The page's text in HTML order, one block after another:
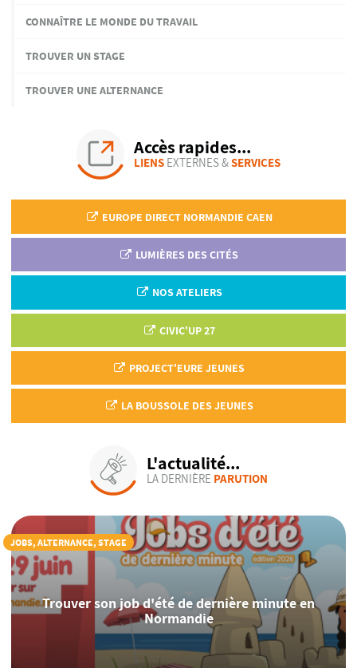
CONNAÎTRE LE MONDE DU TRAVAIL
TROUVER UN STAGE
TROUVER UNE ALTERNANCE
Accès rapides...
LIENSEXTERNES &SERVICES
EUROPE DIRECT NORMANDIE CAEN
LUMIÈRES DES CITÉS
NOS ATELIERS
CIVIC'UP 27
PROJECT'EURE JEUNES
LA BOUSSOLE DES JEUNES
L'actualité...
LA DERNIÈRE PARUTION
JOBS, ALTERNANCE, STAGE
Trouver son job d'été de dernière minute en
Normandie